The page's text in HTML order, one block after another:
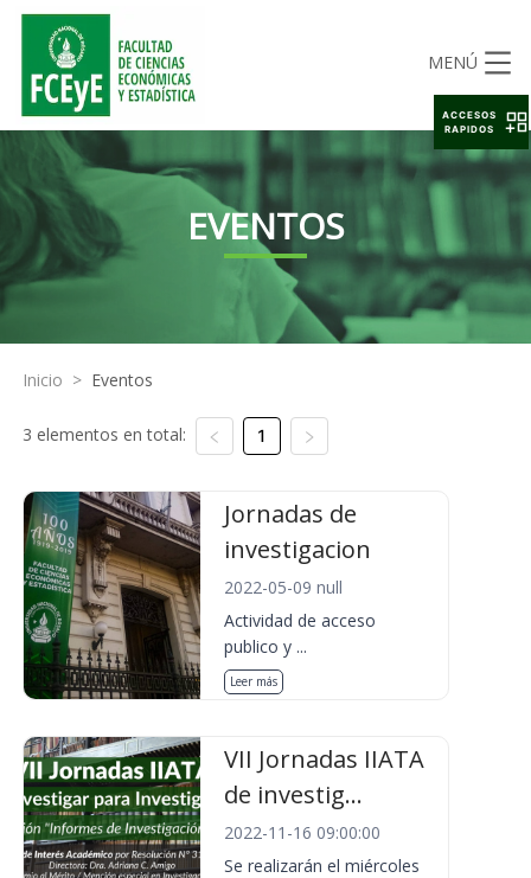
MENÚ
EVENTOS
Inicio > Eventos
3 elementos en total: 1
Jornadas de
investigacion
2022-05-09 null
Actividad de acceso
publico y ...
Leer más
VII Jornadas IIATA
de investig...
2022-11-16 09:00:00
Se realizarán el miércoles
ACCESOS
RAPIDOS